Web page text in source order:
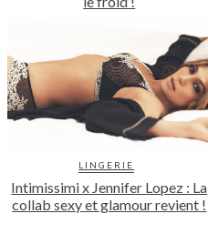
LINGERIE
Intimissimi x Jennifer Lopez : La
collab sexy et glamour revient !